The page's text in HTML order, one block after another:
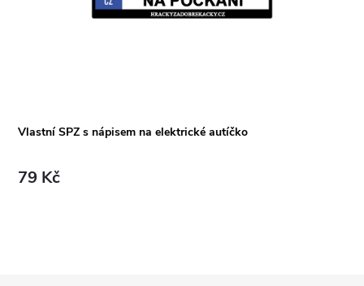
Vlastní SPZ s nápisem na elektrické autíčko
79 Kč